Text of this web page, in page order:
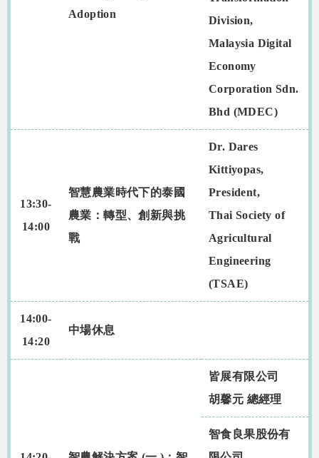
Adoption
Division,
Malaysia Digital
Economy
Corporation Sdn.
Bhd (MDEC)
13:30-
14:00
智慧農業時代下的泰國
農業：轉型、創新與挑
戰
Dr. Dares
Kittiyopas,
President,
Thai Society of
Agricultural
Engineering
(TSAE)
14:00-
14:20
中場休息
皆展有限公司
胡馨元 總經理
智食良果股份有